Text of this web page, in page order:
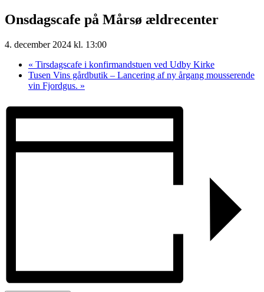
Onsdagscafe på Mårsø ældrecenter
4. december 2024 kl. 13:00
« Tirsdagscafe i konfirmandstuen ved Udby Kirke
Tusen Vins gårdbutik – Lancering af ny årgang mousserende
vin Fjordgus. »